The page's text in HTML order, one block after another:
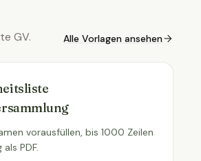
GV. Alle Vorlagen ansehen
vorausfüllen, bis 1000 Zeilen
PDF.